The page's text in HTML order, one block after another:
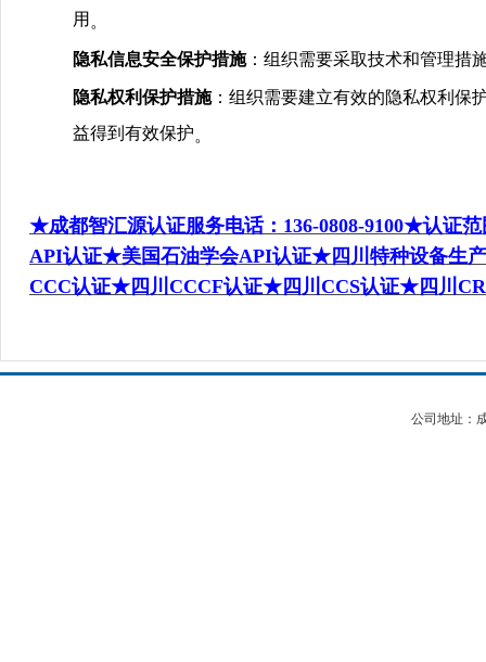
用。
隐私信息安全保护措施：组织需要采取技术和管理措
隐私权利保护措施：组织需要建立有效的隐私权利保
益得到有效保护。
★成都智汇源认证服务电话：136-0808-9100★认证
API认证★美国石油学会API认证★ 四川特种设备生
CCC认证★四川CCCF认证★四川CCS认证★四川
公司地址：